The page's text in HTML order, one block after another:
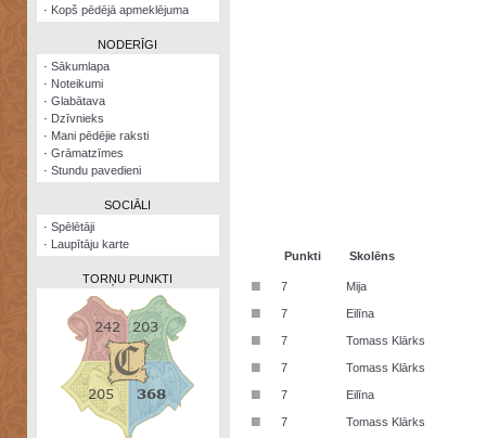
Visatcera
almanahs
Arhīvs
Zināšanu
· Kopš pēdējā apmeklējuma
NODERĪGI
· Sākumlapa
· Noteikumi
· Glabātava
· Dzīvnieks
· Mani pēdējie raksti
· Grāmatzīmes
· Stundu pavedieni
SOCIĀLI
· Spēlētāji
· Laupītāju karte
TORŅU PUNKTI
Punkti Skolēns
■ 7 Mija
■ 7 Eilīna
■ 7 Tomass Klārks
■ 7 Tomass Klārks
■ 7 Eilīna
■ 7 Tomass Klārks